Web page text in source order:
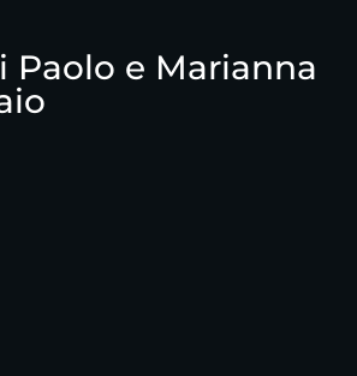
Paolo e Marianna